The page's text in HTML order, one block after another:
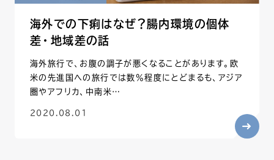
海外での下痢はなぜ？腸内環境の個体
差・地域差の話
海外旅行で、お腹の調子が悪くなることがあります。欧
米の先進国への旅行では数%程度にとどまるも、アジア
圏やアフリカ、中南米…
2020.08.01